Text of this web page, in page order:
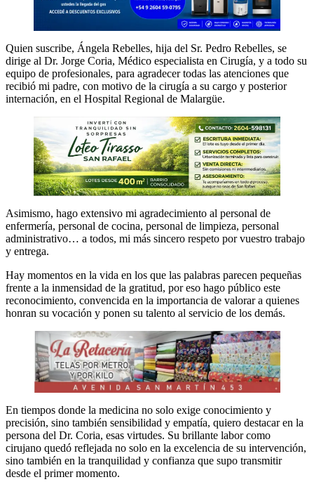
Quien suscribe, Ángela Rebelles, hija del Sr. Pedro Rebelles, se
dirige al Dr. Jorge Coria, Médico especialista en Cirugía, y a todo su
equipo de profesionales, para agradecer todas las atenciones que
recibió mi padre, con motivo de la cirugía a su cargo y posterior
internación, en el Hospital Regional de Malargüe.
Asimismo, hago extensivo mi agradecimiento al personal de
enfermería, personal de cocina, personal de limpieza, personal
administrativo… a todos, mi más sincero respeto por vuestro trabajo
y entrega.
Hay momentos en la vida en los que las palabras parecen pequeñas
frente a la inmensidad de la gratitud, por eso hago público este
reconocimiento, convencida en la importancia de valorar a quienes
honran su vocación y ponen su talento al servicio de los demás.
En tiempos donde la medicina no solo exige conocimiento y
precisión, sino también sensibilidad y empatía, quiero destacar en la
persona del Dr. Coria, esas virtudes. Su brillante labor como
cirujano quedó reflejada no solo en la excelencia de su intervención,
sino también en la tranquilidad y confianza que supo transmitir
desde el primer momento.